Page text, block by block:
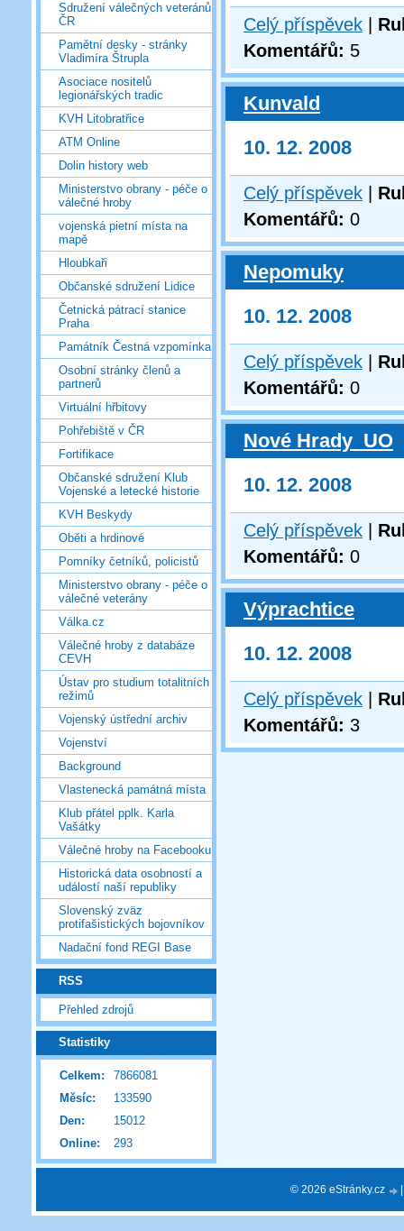
Sdružení válečných veteránů
ČR
Pamětní desky - stránky
Vladimíra Štrupla
Asociace nositelů
legionářských tradic
KVH Litobratřice
ATM Online
Dolin history web
Ministerstvo obrany - péče o
válečné hroby
vojenská pietní místa na
mapě
Hloubkaři
Občanské sdružení Lidice
Četnická pátrací stanice
Praha
Památník Čestná vzpomínka
Osobní stránky členů a
partnerů
Virtuální hřbitovy
Pohřebiště v ČR
Fortifikace
Občanské sdružení Klub
Vojenské a letecké historie
KVH Beskydy
Oběti a hrdinové
Pomníky četníků, policistů
Ministerstvo obrany - péče o
válečné veterány
Válka.cz
Válečné hroby z databáze
CEVH
Ústav pro studium totalitních
režimů
Vojenský ústřední archiv
Vojenství
Background
Vlastenecká památná místa
Klub přátel pplk. Karla
Vašátky
Válečné hroby na Facebooku
Historická data osobností a
událostí naší republiky
Slovenský zväz
protifašistických bojovníkov
Nadační fond REGI Base
RSS
Přehled zdrojů
Statistiky
Online: 293
Celkem:
7866081
Měsíc:
133590
Den:
15012
Celý příspěvek
Komentářů: 5
Kunvald
10. 12. 2008
Celý příspěvek
Komentářů: 0
Nepomuky
10. 12. 2008
Celý příspěvek
Komentářů: 0
Nové Hrady_UO
10. 12. 2008
Celý příspěvek
Komentářů: 0
Výprachtice
10. 12. 2008
Celý příspěvek
Komentářů: 3
© 2026 eStránky.cz